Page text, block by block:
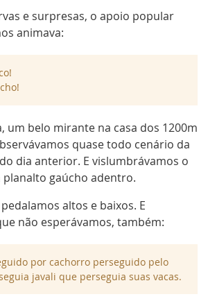
e surpresas, o apoio popular
animava:
um belo mirante na casa dos 1200m
quase todo cenário da
dia anterior. E vislumbrávamos o
planalto gaúcho adentro.
altos e baixos. E
não esperávamos, também:
por cachorro perseguido pelo
javali que perseguia suas vacas.